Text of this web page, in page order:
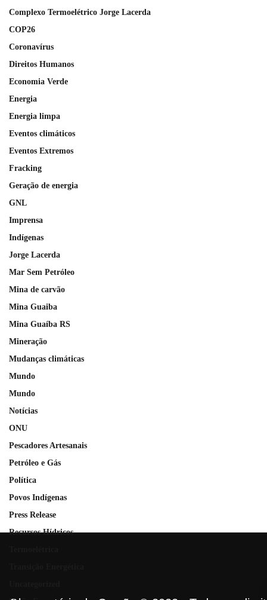
Complexo Termoelétrico Jorge Lacerda
COP26
Coronavírus
Direitos Humanos
Economia Verde
Energia
Energia limpa
Eventos climáticos
Eventos Extremos
Fracking
Geração de energia
GNL
Imprensa
Indígenas
Jorge Lacerda
Mar Sem Petróleo
Mina de carvão
Mina Guaiba
Mina Guaíba RS
Mineração
Mudanças climáticas
Mundo
Mundo
Notícias
ONU
Pescadores Artesanais
Petróleo e Gás
Política
Povos Indígenas
Press Release
Recursos Hídricos